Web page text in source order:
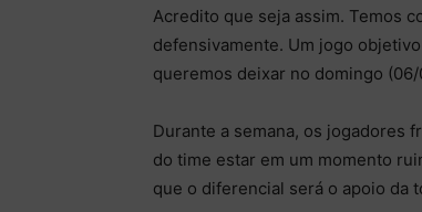
Acredito que seja assim. Temos
defensivamente. Um jogo
queremos deixar no domingo (06/
Durante a semana, os jogadores
do time estar em um momento
que o diferencial será o apoio da